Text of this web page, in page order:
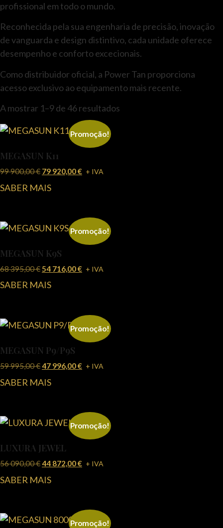
profissional em todo o mundo.
Reconhecida pela sua engenharia de precisão, inovação
de vanguarda e design distintivo, cada unidade oferece
desempenho e conforto excecionais.
Como distribuidor oficial, a Power Tan proporciona
acesso exclusivo ao equipamento mais recente.
A mostrar 1–9 de 46 resultados
Promoção!
MEGASUN K11
99 900,00€ 79 920,00€ + IVA
SABER MAIS
Promoção!
MEGASUN K9S
68 395,00€54 716,00€ + IVA
SABER MAIS
Promoção!
MEGASUN P9/P9S
59 995,00€47 996,00€ + IVA
SABER MAIS
Promoção!
LUXURA JEWEL
56 090,00€44 872,00€ + IVA
SABER MAIS
Promoção!